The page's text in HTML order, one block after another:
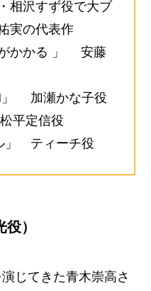
相沢すず役で大ブ
実の代表作
がかかる 」 安藤
」 加瀬かな子役
平定信役
」 ティーチ役
）
じてきた青木崇高さ